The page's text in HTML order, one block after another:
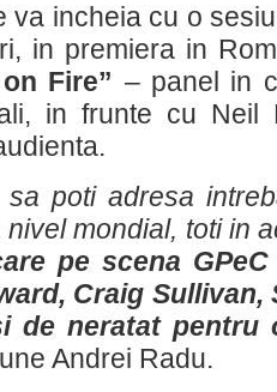
va incheia cu o
in premiera in
Fire” – panel in
in frunte cu Neil
sa poti adresa
mondial, toti in
pe scena
Craig Sullivan,
de neratat pentru
Andrei Radu.